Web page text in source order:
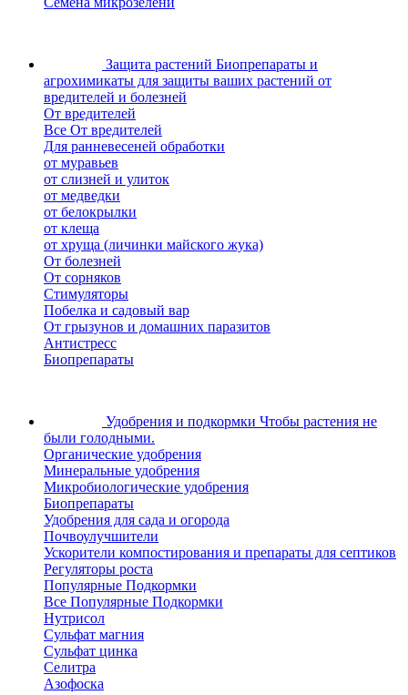
Защита растений Биопрепараты и
агрохимикаты для защиты ваших растений от
вредителей и болезней
От вредителей
Все От вредителей
Для ранневесеней обработки
от муравьев
от слизней и улиток
от медведки
от белокрылки
от клеща
от хруща (личинки майского жука)
От болезней
От сорняков
Стимуляторы
Побелка и садовый вар
От грызунов и домашних паразитов
Антистресс
Биопрепараты
Удобрения и подкормки Чтобы растения не
были голодными.
Органические удобрения
Минеральные удобрения
Микробиологические удобрения
Биопрепараты
Удобрения для сада и огорода
Почвоулучшители
Ускорители компостирования и препараты для септиков
Регуляторы роста
Популярные Подкормки
Все Популярные Подкормки
Нутрисол
Сульфат магния
Сульфат цинка
Селитра
Азофоска